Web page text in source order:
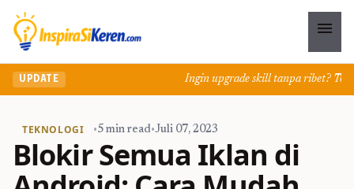
menu
UPDATE Ingin upgrade skill tanpa ribet?
TEKNOLOGI •5 min read•Juli 07, 2023
Blokir Semua Iklan di